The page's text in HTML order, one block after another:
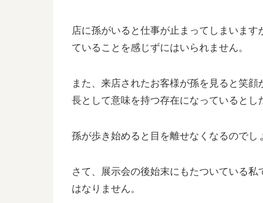
店に孫がいると仕事が止まってしまいま
ていることを感じずにはいられません。
また、来店されたお客様が孫を見ると笑
長として意味を持つ存在になっているとし
孫が歩き始めると目を離せなくなるのでし
さて、展示会の後始末にもたついている
はなりません。